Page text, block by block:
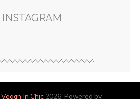
INSTAGRAM
Vegan In Chic 2026. Powered by